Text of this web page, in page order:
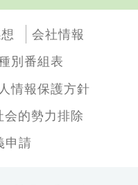
会社情報
別番組表
情報保護方針
会的勢力排除
申請